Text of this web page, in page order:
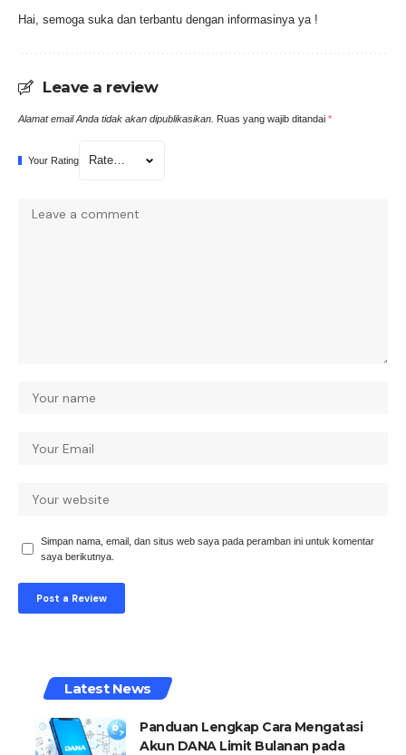
Hai, semoga suka dan terbantu dengan informasinya ya !
Leave a review
Alamat email Anda tidak akan dipublikasikan. Ruas yang wajib ditandai *
Your Rating
Simpan nama, email, dan situs web saya pada peramban ini untuk komentar
saya berikutnya.
Latest News
Panduan Lengkap Cara Mengatasi
Akun DANA Limit Bulanan pada